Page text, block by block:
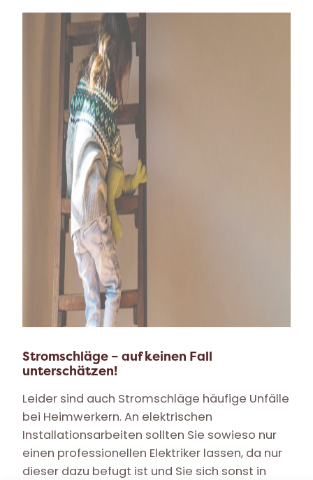
Stromschläge – auf keinen Fall
unterschätzen!
Leider sind auch Stromschläge häufige Unfälle
bei Heimwerkern. An elektrischen
Installationsarbeiten sollten Sie sowieso nur
einen professionellen Elektriker lassen, da nur
dieser dazu befugt ist und Sie sich sonst in